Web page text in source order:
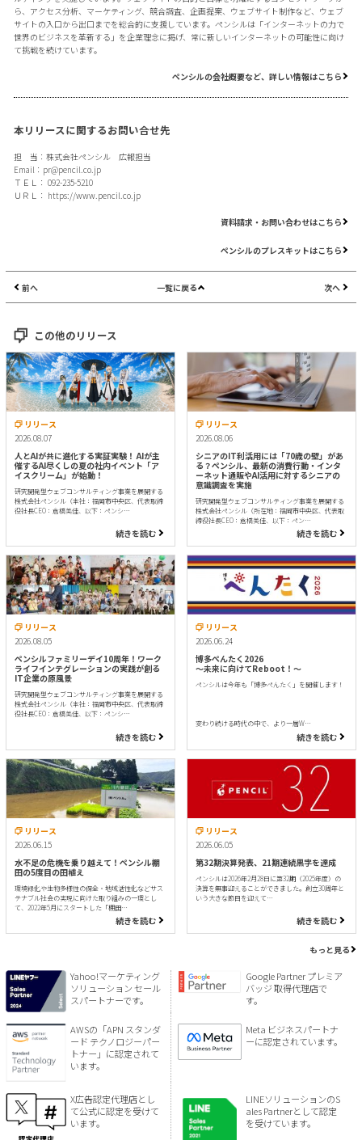
ら、アクセス分析、マーケティング、競合調査、企画提案、ウェブサイト制作など、ウェブ
サイトの入口から出口までを総合的に支援しています。ペンシルは「インターネットの力で
世界のビジネスを革新する」を企業理念に掲げ、常に新しいインターネットの可能性に向け
て挑戦を続けています。
ペンシルの会社概要など、詳しい情報はこちら
本リリースに関するお問い合せ先
担 当：株式会社ペンシル 広報担当
Email： pr@pencil.co.jp
ＴＥＬ： 092-235-5210
ＵＲＬ： https://www.pencil.co.jp
資料請求・お問い合わせはこちら
ペンシルのプレスキットはこちら
前へ 一覧に戻る 次へ
この他のリリース
リリース
2026.08.07
人とAIが共に進化する実証実験！ AIが主
催するAI尽くしの夏の社内イベント「ア
イスクリーム」が始動！
研究開発型ウェブコンサルティング事業を展開する
株式会社ペンシル（本社：福岡市中央区、代表取締
役社長CEO：倉橋美佳、以下：ペンシ…
続きを読む
リリース
2026.08.06
シニアのIT利活用には「70歳の壁」があ
る？ペンシル、最新の消費行動・インタ
ーネット通販やAI活用に対するシニアの
意識調査を実施
研究開発型ウェブコンサルティング事業を展開する
株式会社ペンシル（所在地：福岡市中央区、代表取
締役社長CEO：倉橋美佳、以下：ペン…
続きを読む
リリース
2026.08.05
ペンシルファミリーデイ10周年！ワーク
ライフインテグレーションの実践が創る
IT企業の原風景
研究開発型ウェブコンサルティング事業を展開する
株式会社ペンシル（本社：福岡市中央区、代表取締
役社長CEO：倉橋美佳、以下：ペンシ…
続きを読む
リリース
2026.06.24
博多ぺんたく2026
〜未来に向けてReboot！〜
ペンシルは今年も「博多ぺんたく」を開催します！
変わり続ける時代の中で、より一層W…
続きを読む
リリース
2026.06.15
水不足の危機を乗り越えて！ペンシル棚
田の5度目の田植え
環境緑化や生物多様性の保全・地域活性化などサス
テナブル社会の実現に向けた取り組みの一環とし
て、2022年5月にスタートした「棚田…
続きを読む
リリース
2026.06.05
第32期決算発表、21期連続黒字を達成
ペンシルは2026年2月28日に第32期（2025年度）の
決算を無事迎えることができました。創立30周年と
いう大きな節目を迎えて…
続きを読む
もっと見る
Yahoo!マーケティング
ソリューション セール
スパートナーです。
Google Partner プレミア
バッジ 取得代理店で
す。
AWSの「APN スタンダ
ード テクノロジーパー
トナー」に認定されて
います。
Meta ビジネスパートナ
ーに認定されています。
X広告認定代理店とし
て公式に認定を受けて
います。
LINEソリューションのS
ales Partnerとして認定
を受けています。